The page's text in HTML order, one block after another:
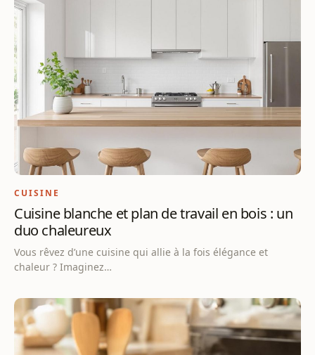
CUISINE
Cuisine blanche et plan de travail en bois : un
duo chaleureux
Vous rêvez d’une cuisine qui allie à la fois élégance et
chaleur ? Imaginez…